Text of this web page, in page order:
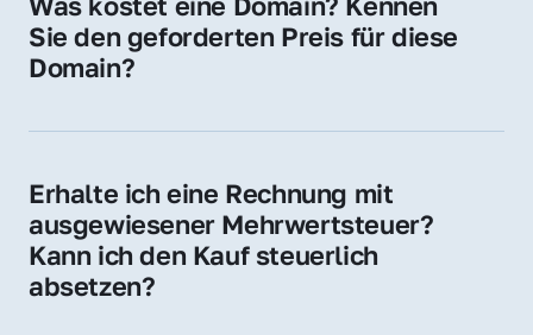
Adressen oder als digitale Investition.
Sie den geforderten Preis für diese
Domain?
Domain liegt ein konkreter Kaufpreis vor –
unverbindliches Angebot.
Erhalte ich eine Rechnung mit
ausgewiesener Mehrwertsteuer?
Kann ich den Kauf steuerlich
absetzen?